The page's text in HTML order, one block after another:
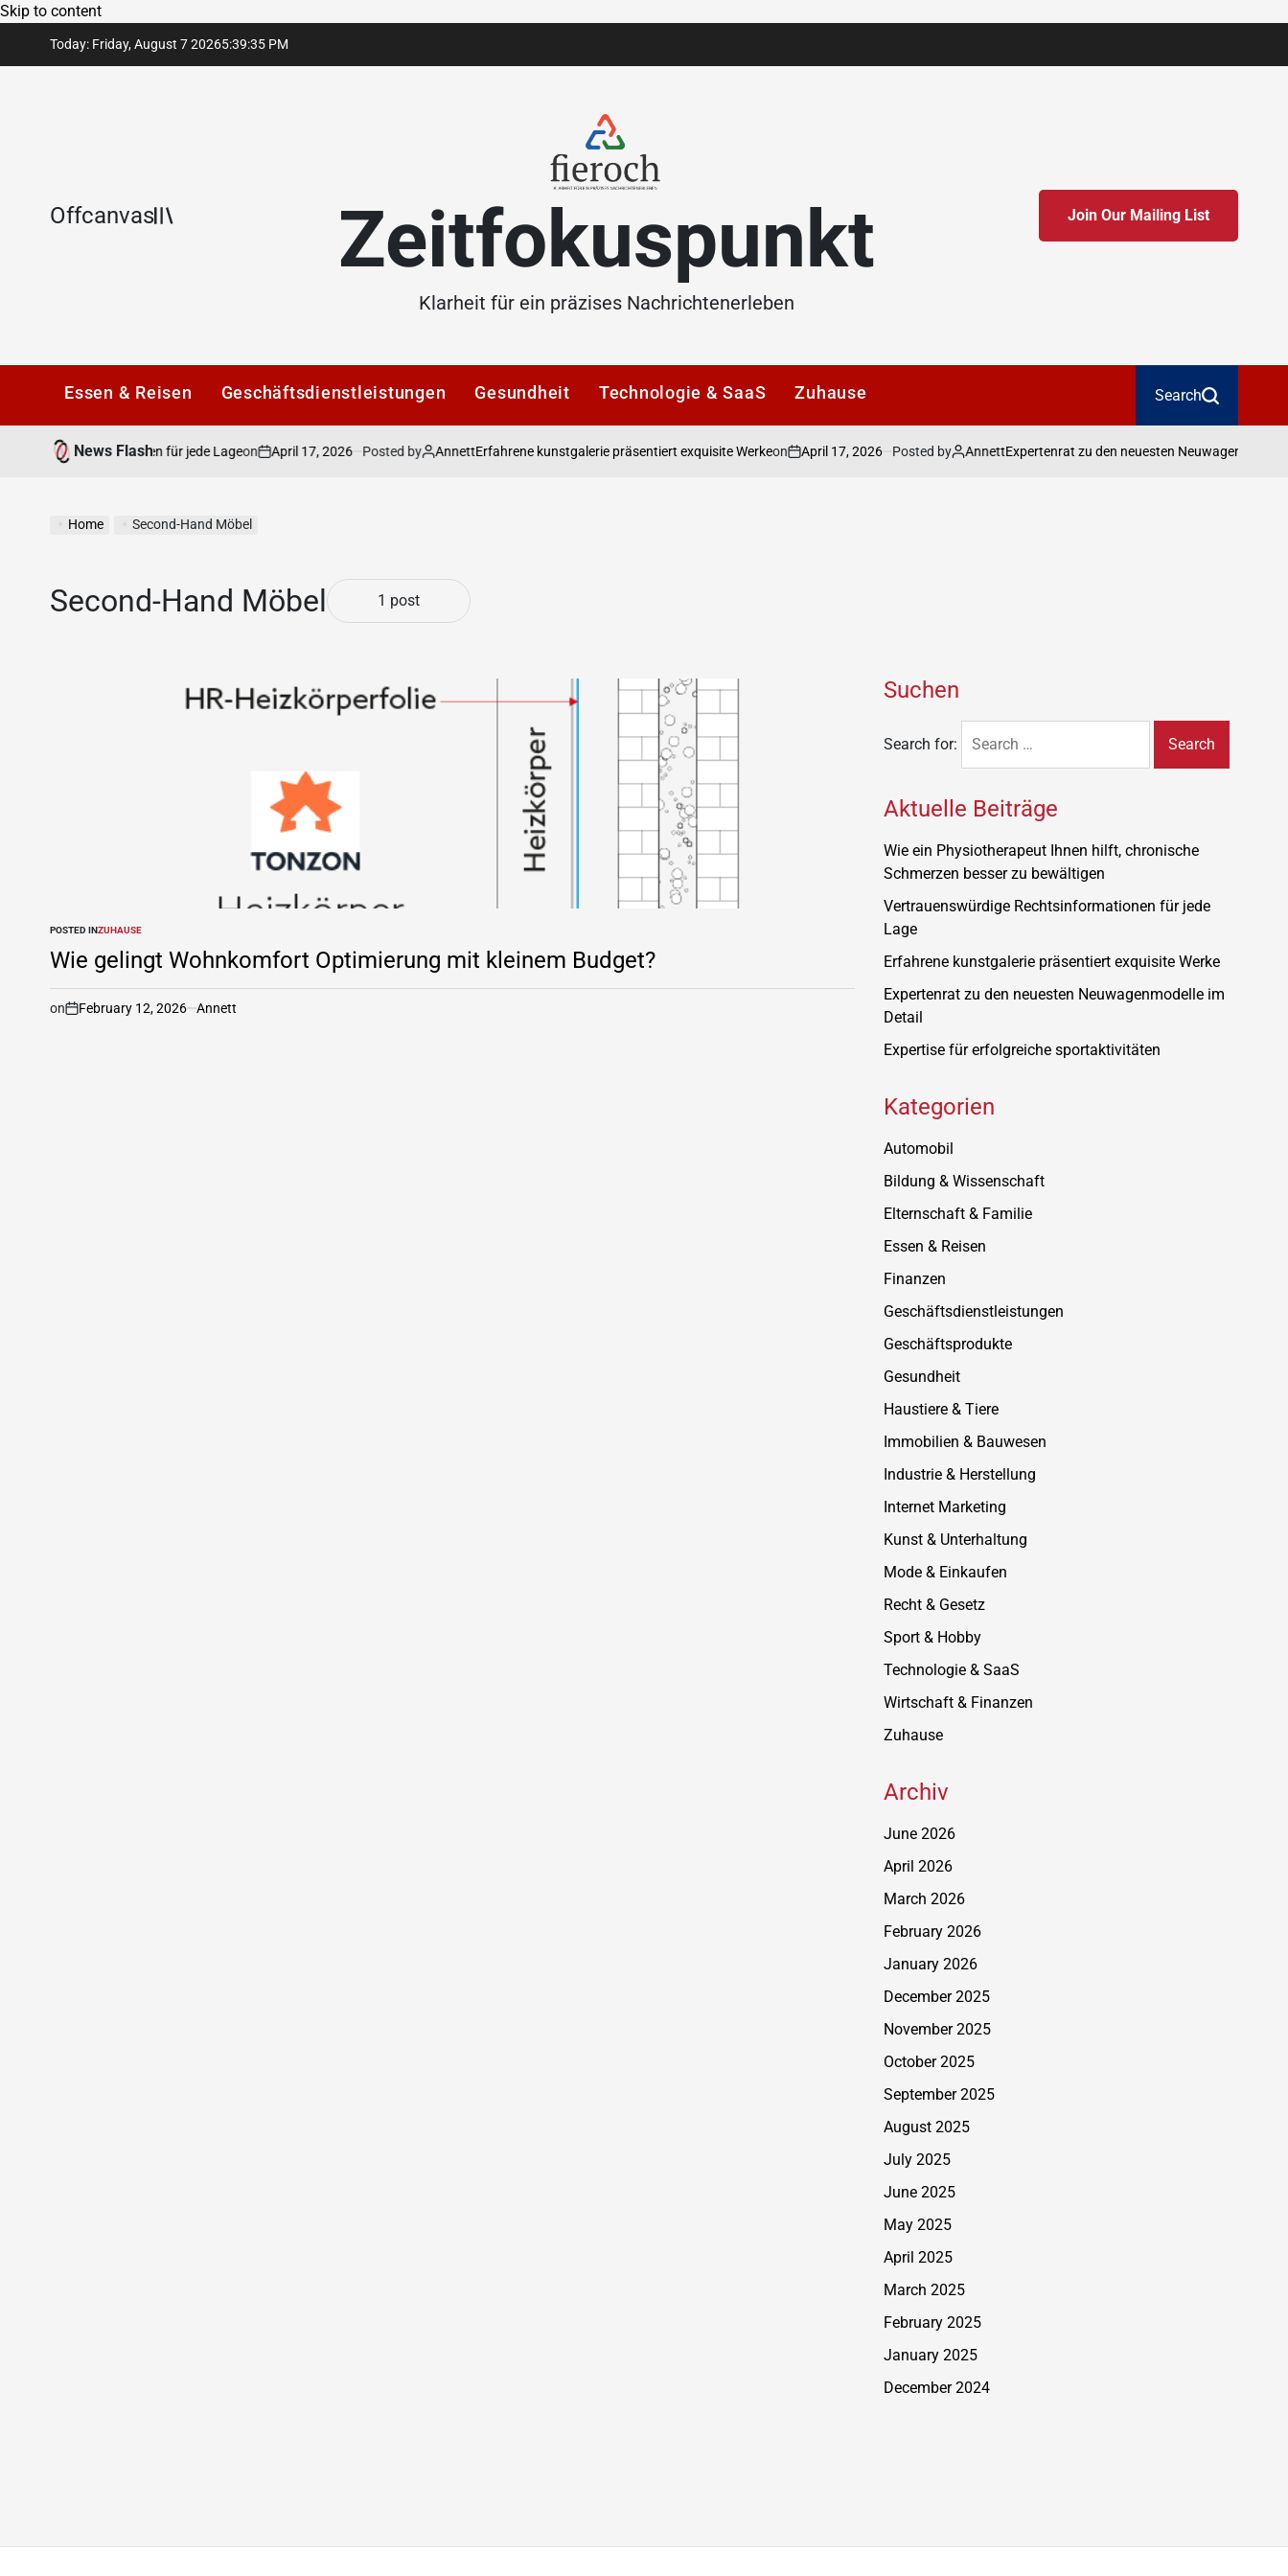
Skip to content
Today: Friday, August 7 20265:39:36 PM
Offcanvas Zeitfokuspunkt
Klarheit für ein präzises Nachrichtenerleben
Join Our Mailing List
Essen & Reisen Geschäftsdienstleistungen Gesundheit Technologie & SaaS Zuhause Search
News Flash
Rechtsinformationen für jede Lage on April 17, 2026 Posted by AnnettErfahrene kunstgalerie präsentiert exquisite Werkeon April 17, 2026 Posted by AnnettExpertenrat zu den neuesten Neuwagenmodelle im
Home Second-Hand Möbel
Second-Hand Möbel 1 post
POSTED INZUHAUSE
Wie gelingt Wohnkomfort Optimierung mit kleinem Budget?
on February 12, 2026 Annett
Suchen
Search for:
Aktuelle Beiträge
Wie ein Physiotherapeut Ihnen hilft, chronische
Schmerzen besser zu bewältigen
Vertrauenswürdige Rechtsinformationen für jede
Lage
Erfahrene kunstgalerie präsentiert exquisite Werke
Expertenrat zu den neuesten Neuwagenmodelle im
Detail
Expertise für erfolgreiche sportaktivitäten
Kategorien
Automobil
Bildung & Wissenschaft
Elternschaft & Familie
Essen & Reisen
Finanzen
Geschäftsdienstleistungen
Geschäftsprodukte
Gesundheit
Haustiere & Tiere
Immobilien & Bauwesen
Industrie & Herstellung
Internet Marketing
Kunst & Unterhaltung
Mode & Einkaufen
Recht & Gesetz
Sport & Hobby
Technologie & SaaS
Wirtschaft & Finanzen
Zuhause
Archiv
June 2026
April 2026
March 2026
February 2026
January 2026
December 2025
November 2025
October 2025
September 2025
August 2025
July 2025
June 2025
May 2025
April 2025
March 2025
February 2025
January 2025
December 2024